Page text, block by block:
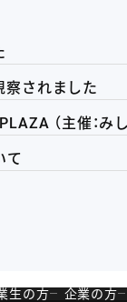
察されました
（主催：みし
て
生の方 企業の方